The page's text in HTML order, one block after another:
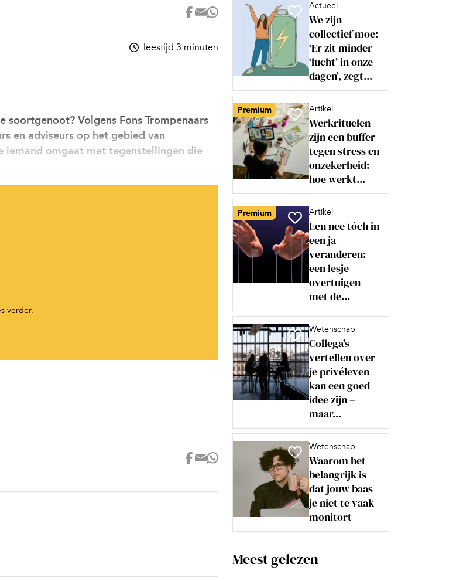
leestijd 3 minuten
Volgens Fons Trompenaars
en adviseurs op het gebied van
iemand omgaat met tegenstellingen die
verder.
Actueel
We zijn
collectief moe:
‘Er zit minder
‘lucht’ in onze
dagen’, zegt...
Premium Artikel
Werkrituelen
zijn een buffer
tegen stress en
onzekerheid:
hoe werkt...
Premium Artikel
Een nee tóch in
een ja
veranderen:
een lesje
overtuigen
met de...
Wetenschap
Collega’s
vertellen over
je privéleven
kan een goed
idee zijn –
maar...
Wetenschap
Waarom het
belangrijk is
dat jouw baas
je niet te vaak
monitort
Meest gelezen